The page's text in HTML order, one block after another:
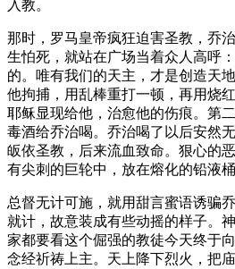
入教。
那时，罗马皇帝疯狂迫害圣教，乔
生怕死，就站在广场当着众人高呼
的。唯有我们的天主，才是创造天
他拘捕，用乱棒重打一顿，再用烧
耶稣显现给他，治愈他的伤痕。第
毒酒给乔治喝。乔治喝了以后安然
皈依圣教，后来流血致命。狠心的
有尖刺的巨轮中，放在熔化的铅液
总督无计可施，就用甜言蜜语诱骗
就计，故意装成有些动摇的样子。
家都要看这个倔强的教徒今天终于
念经祈祷上主。天上降下烈火，把